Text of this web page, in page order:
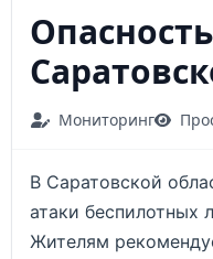
Мониторинг
В Саратовской
атаки беспилотных
Жителям